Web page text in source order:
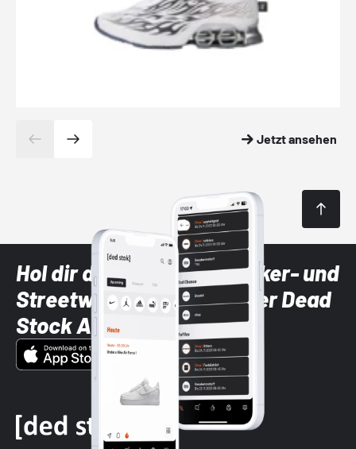
Jetzt ansehen
Hol dir die neuesten Sneaker- und
Streetwear-Brands mit der Dead
Stock App